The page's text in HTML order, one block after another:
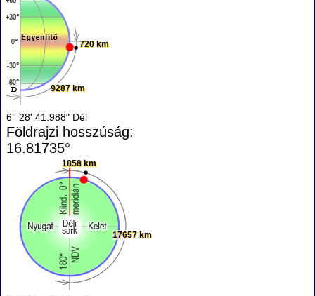
9287 km
720 km
6° 28' 41.988" Dél
Földrajzi hosszúság:
16.81735°
1858 km
17657 km